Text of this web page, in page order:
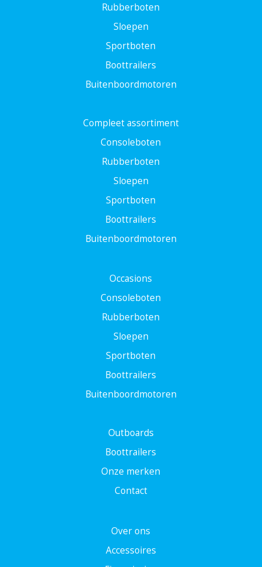
Rubberboten
Sloepen
Sportboten
Boottrailers
Buitenboordmotoren
Compleet assortiment
Consoleboten
Rubberboten
Sloepen
Sportboten
Boottrailers
Buitenboordmotoren
Occasions
Consoleboten
Rubberboten
Sloepen
Sportboten
Boottrailers
Buitenboordmotoren
Outboards
Boottrailers
Onze merken
Contact
Over ons
Accessoires